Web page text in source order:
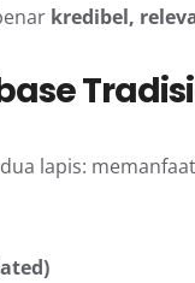
kredibel,
lapis: